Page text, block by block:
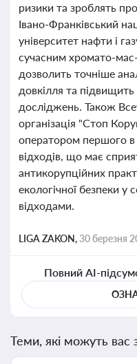
ризики та зроблять
Івано-Франківський
університет нафти і
сучасним хромато-
дозволить точніше
довкілля та підвищить
досліджень. Також
організація "Стоп
оператором першого в
відходів, що має
антикорупційних
екологічної безпеки у
відходами.
LIGA ZAKON,30 березня
Повний AI-
Теми, які можуть вас